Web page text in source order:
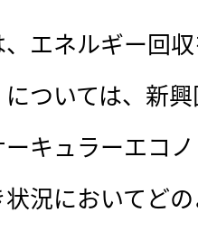
エネルギー回
ついては、新
キュラーエコ
況においてど